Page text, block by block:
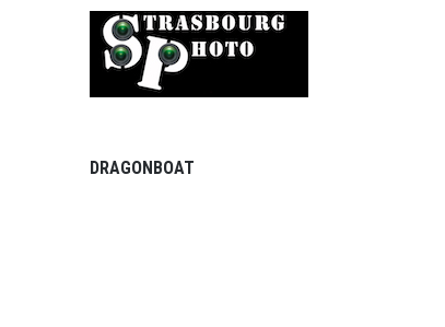
DRAGONBOAT